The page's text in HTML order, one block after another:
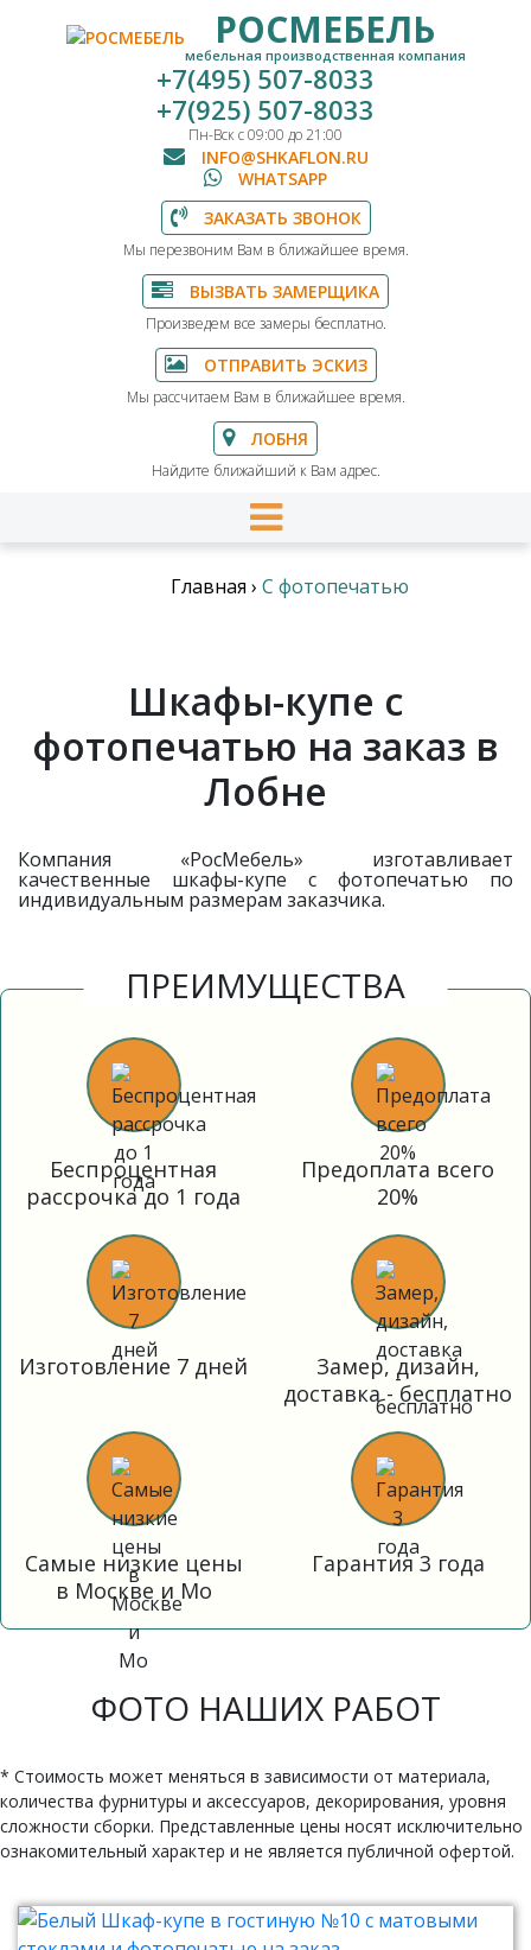
РОСМЕБЕЛЬ
мебельная производственная компания
+7(495) 507-8033
+7(925) 507-8033
Пн-Вск с 09:00 до 21:00
INFO@SHKAFLON.RU
WHATSAPP
ЗАКАЗАТЬ ЗВОНОК
Мы перезвоним Вам в ближайшее время.
ВЫЗВАТЬ ЗАМЕРЩИКА
Произведем все замеры бесплатно.
ОТПРАВИТЬ ЭСКИЗ
Мы рассчитаем Вам в ближайшее время.
ЛОБНЯ
Найдите ближайший к Вам адрес.
Главная › C фотопечатью
Шкафы-купе с
фотопечатью на заказ в
Лобне
Компания «РосМебель» изготавливает
качественные шкафы-купе с фотопечатью по
индивидуальным размерам заказчика.
ПРЕИМУЩЕСТВА
Беспроцентная
рассрочка до 1 года
Предоплата всего
20%
Изготовление 7 дней
Замер, дизайн,
доставка - бесплатно
Самые низкие цены
в Москве и Мо
Гарантия 3 года
ФОТО НАШИХ РАБОТ
* Стоимость может меняться в зависимости от материала,
количества фурнитуры и аксессуаров, декорирования, уровня
сложности сборки. Представленные цены носят исключительно
ознакомительный характер и не является публичной офертой.